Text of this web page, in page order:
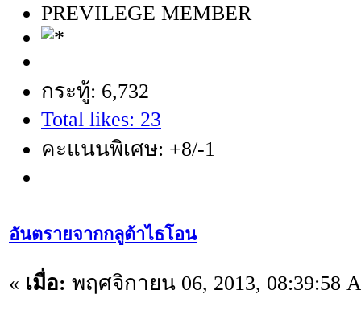
PREVILEGE MEMBER
กระทู้: 6,732
Total likes: 23
คะแนนพิเศษ: +8/-1
อันตรายจากกลูต้าไธโอน
« เมื่อ: พฤศจิกายน 06, 2013, 08:39:58